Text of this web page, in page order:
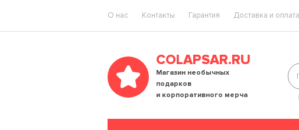
O нас Контакты Гарантия Доставка и оплата
COLAPSAR.RU
Магазин необычных
подарков
и корпоративного мерча